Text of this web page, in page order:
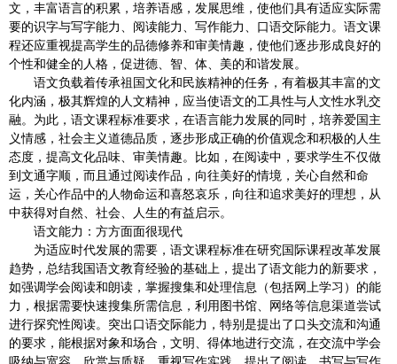
文，丰富语言的积累，培养语感，发展思维，使他们具有适应实际需
要的识字与写字能力、阅读能力、写作能力、口语交际能力。语文课
程还应重视提高学生的品德修养和审美情趣，使他们逐步形成良好的
个性和健全的人格，促进德、智、体、美的和谐发展。
语文负载着传承祖国文化和民族精神的任务，有着极其丰富的文
化内涵，极其辉煌的人文精神，应当使语文的工具性与人文性水乳交
融。为此，语文课程标准要求，在语言能力发展的同时，培养爱国主
义情感，社会主义道德品质，逐步形成正确的价值观念和积极的人生
态度，提高文化品味、审美情趣。比如，在阅读中，要求学生不仅做
到文通字顺，而且通过阅读作品，向往美好的情境，关心自然和命
运，关心作品中的人物命运和喜怒哀乐，向往和追求美好的理想，从
中获得对自然、社会、人生的有益启示。
语文能力：方方面面很现代
为适应时代发展的需要，语文课程标准在研究国际课程改革发展
趋势，总结我国语文教育经验的基础上，提出了语文能力的新要求，
如强调学会阅读和朗读，掌握搜集和处理信息（包括网上学习）的能
力，根据需要快速搜集所需信息，利用图书馆、网络等信息渠道尝试
进行探究性阅读。突出口语交际能力，特别是提出了口头交流和沟通
的要求，能根据对象和场合，文明、得体地进行交流，在交流中学会